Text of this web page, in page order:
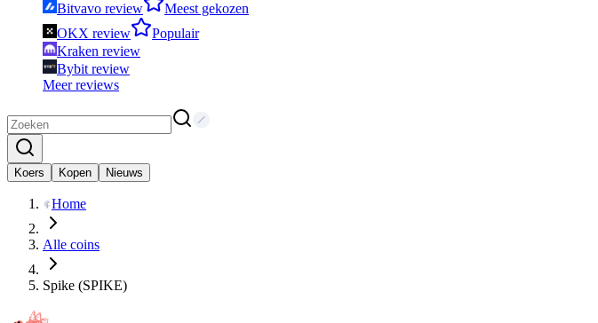
Bitvavo review
Meest gekozen
OKX review
Populair
Kraken review
Bybit review
Meer reviews
Koers Kopen Nieuws
Home
Alle coins
Spike (SPIKE)